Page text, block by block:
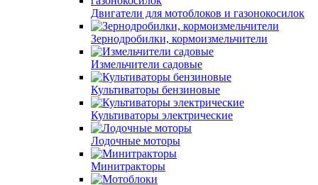
Двигатели для мотоблоков и газонокосилок
Зернодробилки, кормоизмельчители
Измельчители садовые
Культиваторы бензиновые
Культиваторы электрические
Лодочные моторы
Минитракторы